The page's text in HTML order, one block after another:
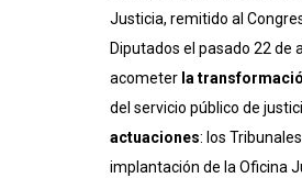
Justicia, remitido al
Diputados el pasado 22 de
acometer la
del servicio público de
actuaciones: los
implantación de la Oficina